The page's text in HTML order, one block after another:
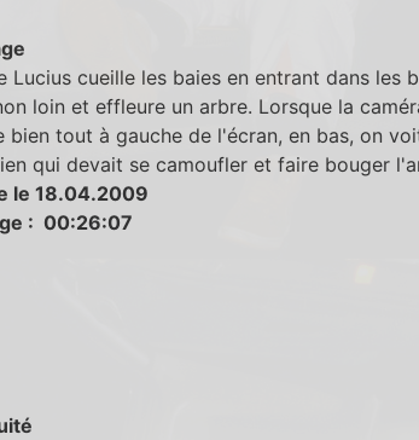
Lucius cueille les baies en entrant dans les
loin et effleure un arbre. Lorsque la
bien tout à gauche de l'écran, en bas, on
qui devait se camoufler et faire bouger
le 18.04.2009
: 00:26:07